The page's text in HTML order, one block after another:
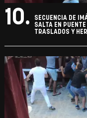
10.
SECUENCIA DE
SALTA EN
TRASLADOS Y